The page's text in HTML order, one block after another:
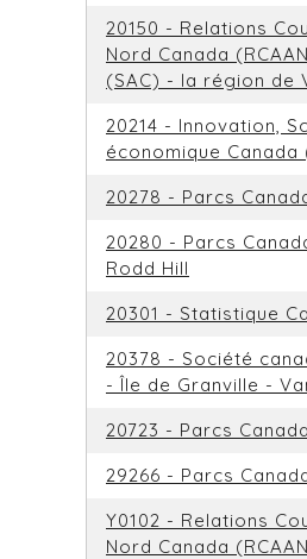
20150 - Relations
Nord Canada
(SAC) - la région de
20214 - Innovation,
économique Canada
20278 - Parcs
20280 - Parcs
Rodd Hill
20301 - Statistique
20378 - Société
- Île de Granville -
20723 - Parcs
29266 - Parcs
Y0102 - Relations
Nord Canada